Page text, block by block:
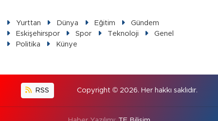
Yurttan Dünya Eğitim
Gündem
Eskişehirspor
Spor Teknoloji
Genel
Politika
Künye
RSS Copyright © 2026. Her hakkı saklıdır.